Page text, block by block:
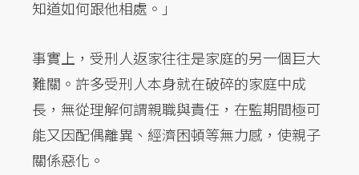
知道如何跟他相處。」
事實上，受刑人返家往往是家庭的另一個巨大
難關。許多受刑人本身就在破碎的家庭中成
長，無從理解何謂親職與責任，在監期間極可
能又因配偶離異、經濟困頓等無力感，使親子
關係惡化。